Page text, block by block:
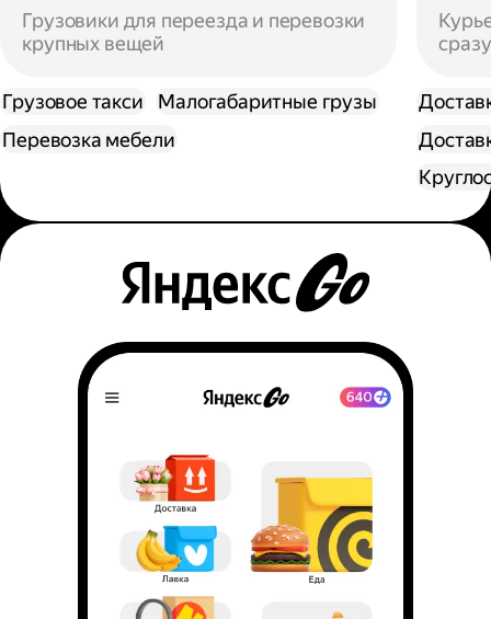
Грузовики для переезда и перевозки
крупных вещей
Грузовое такси
Малогабаритные грузы
Перевозка мебели